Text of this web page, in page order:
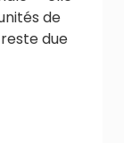
de
due